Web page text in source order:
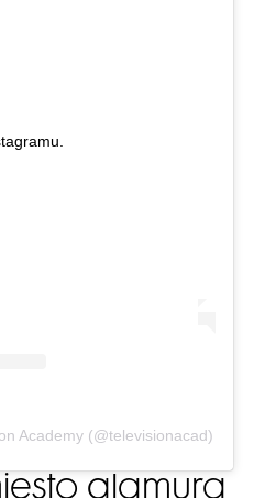
Academy (@televisionacad)
glamura